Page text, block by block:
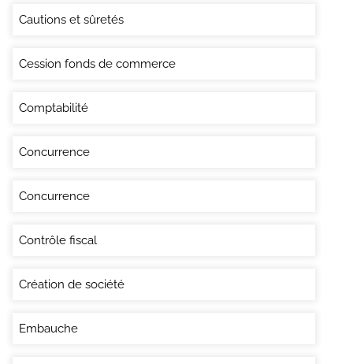
Cautions et sûretés
Cession fonds de commerce
Comptabilité
Concurrence
Concurrence
Contrôle fiscal
Création de société
Embauche